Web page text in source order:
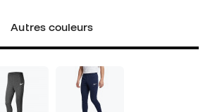
Autres couleurs